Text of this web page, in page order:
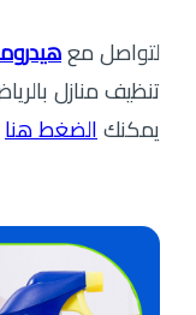
لتواصل مع
تنظيف منازل
يمكنك الضغط هنا